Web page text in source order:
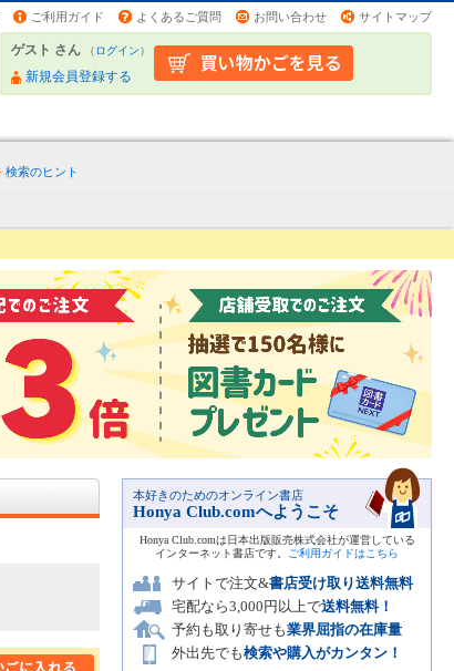
ご利用ガイド よくあるご質問 お問い合わせ サイトマップ
ゲスト さん （ログイン）
新規会員登録する
検索のヒント
本好きのためのオンライン書店
Honya Club.comへようこそ
Honya Club.comは日本出版販売株式会社が運営している
インターネット書店です。
ご利用ガイドはこちら
サイトで注文&書店受け取り送料無料
宅配なら3,000円以上で送料無料！
予約も取り寄せも業界屈指の在庫量
外出先でも検索や購入がカンタン！